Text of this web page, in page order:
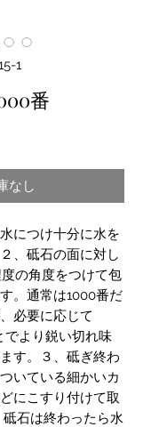
1
番
なし
につけ十分に水を
、砥石の面に対し
の角度をつけて包
。通常は1000番だ
必要に応じて
より鋭い切れ味
す。３、砥ぎ終わ
いている細かいカ
にこすり付けて取
石は終わったら水